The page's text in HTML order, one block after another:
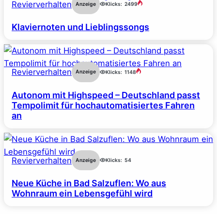
Revierverhalten Anzeige Klicks: 2499
Klaviernoten und Lieblingssongs
Revierverhalten Anzeige Klicks: 1148
Autonom mit Highspeed – Deutschland passt
Tempolimit für hochautomatisiertes Fahren
an
Revierverhalten Anzeige Klicks: 54
Neue Küche in Bad Salzuflen: Wo aus
Wohnraum ein Lebensgefühl wird